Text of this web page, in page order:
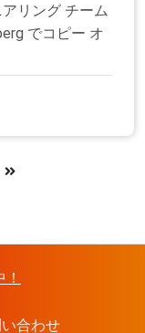
リング チーム
でコピー オ
合わせ